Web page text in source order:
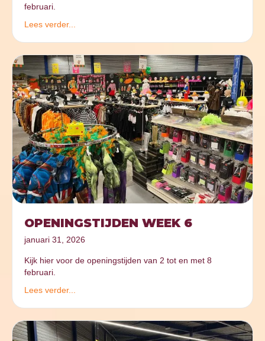
februari.
Lees verder...
OPENINGSTIJDEN WEEK 6
januari 31, 2026
Kijk hier voor de openingstijden van 2 tot en met 8
februari.
Lees verder...